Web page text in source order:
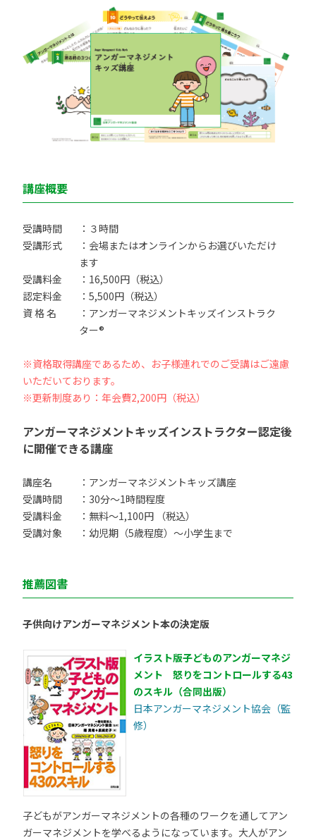
講座概要
受講時間
：３時間
受講形式
：会場またはオンラインからお選びいただけ
ます
受講料金
：16,500円（税込）
認定料金
：5,500円（税込）
資 格 名
：アンガーマネジメントキッズインストラク
ター®
※資格取得講座であるため、お子様連れでのご受講はご遠慮
いただいております。
※更新制度あり：年会費2,200円（税込）
アンガーマネジメントキッズインストラクター認定後
に開催できる講座
講座名
：アンガーマネジメントキッズ講座
受講時間
：30分〜1時間程度
受講料金
：無料〜1,100円 （税込）
受講対象
：幼児期（5歳程度）〜小学生まで
推薦図書
子供向けアンガーマネジメント本の決定版
イラスト版子どものアンガーマネジ
メント 怒りをコントロールする43
のスキル（合同出版）
日本アンガーマネジメント協会（監
修）
子どもがアンガーマネジメントの各種のワークを通してアン
ガーマネジメントを学べるようになっています。大人がアン